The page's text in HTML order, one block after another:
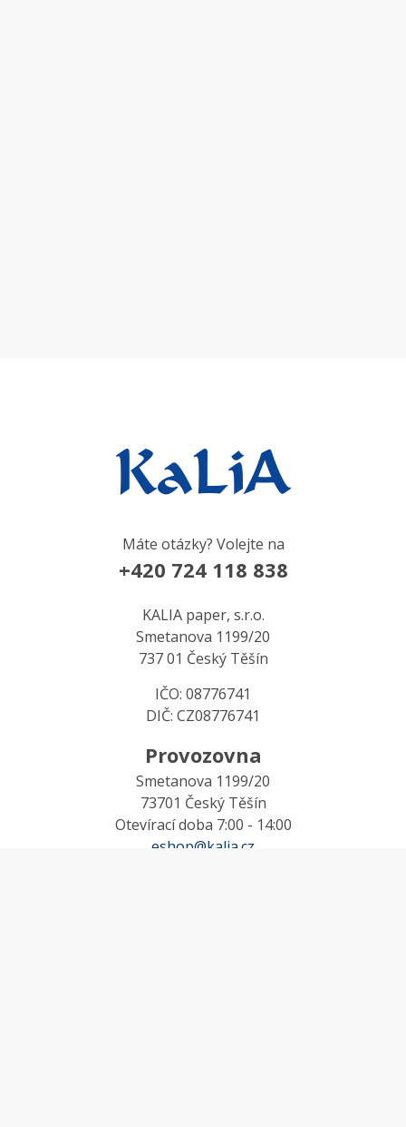
Máte otázky? Volejte na
+420 724 118 838
KALIA paper, s.r.o.
Smetanova 1199/20
737 01 Český Těšín
IČO: 08776741
DIČ: CZ08776741
Provozovna
Smetanova 1199/20
73701 Český Těšín
Otevírací doba 7:00 - 14:00
eshop@kalia.cz